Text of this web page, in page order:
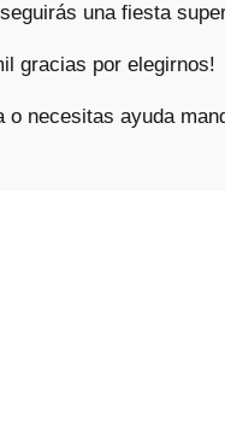
una fiesta
gracias por elegirnos!
o necesitas ayuda